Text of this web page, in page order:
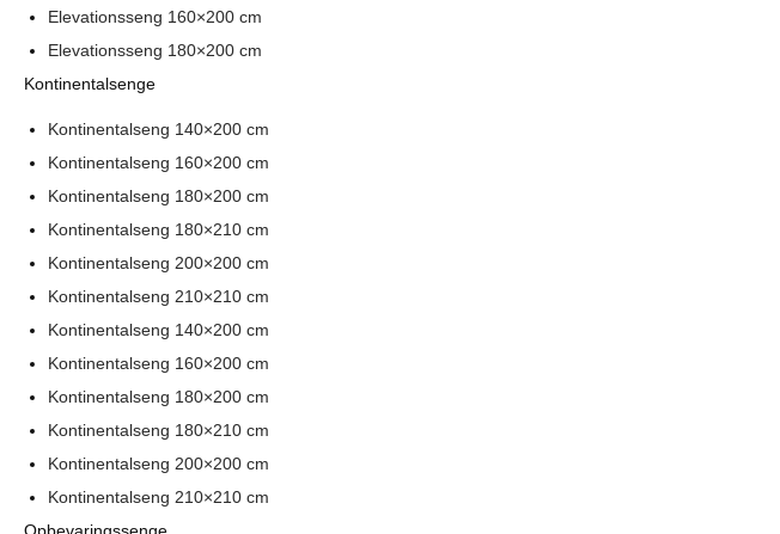
Elevationsseng 160×200 cm
Elevationsseng 180×200 cm
Kontinentalsenge
Kontinentalseng 140×200 cm
Kontinentalseng 160×200 cm
Kontinentalseng 180×200 cm
Kontinentalseng 180×210 cm
Kontinentalseng 200×200 cm
Kontinentalseng 210×210 cm
Kontinentalseng 140×200 cm
Kontinentalseng 160×200 cm
Kontinentalseng 180×200 cm
Kontinentalseng 180×210 cm
Kontinentalseng 200×200 cm
Kontinentalseng 210×210 cm